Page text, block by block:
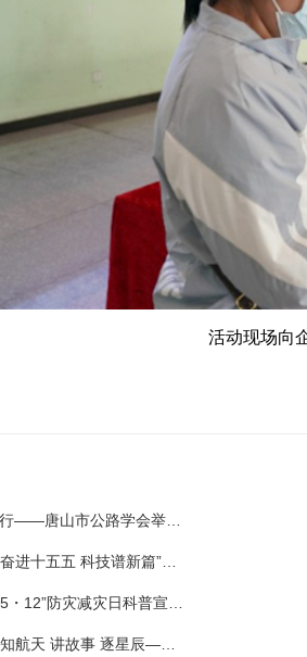
活动现场向
学会举办公路工程建设领域招投标专题培训
技谱新篇”全国科技周科普进校园活动
防灾减灾日科普宣传活动
事 逐星辰——中国航天日”科普教育活动